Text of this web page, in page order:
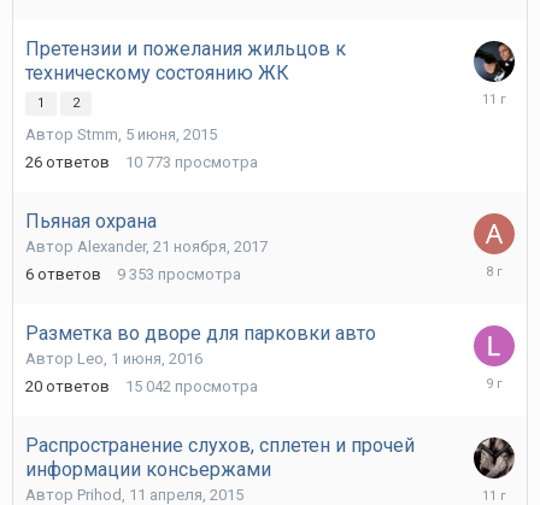
Претензии и пожелания жильцов к
техническому состоянию ЖК
1 2
Автор Stmm 5 июня, 2015
26 ответов 10 773 просмотра
30
Пьяная охрана
Автор Alexander, 21 ноября, 2017
6 ответов 9 353 просмотра
22
Разметка во дворе для парковки авто
Автор Leo 1 июня, 2016
20 ответов 15 042 просмотра
16
Распространение слухов, сплетен и прочей
информации консьержами
Автор Prihod 11 апреля, 2015
15